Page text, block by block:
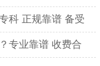
科 正规靠谱 备受
专业靠谱 收费合